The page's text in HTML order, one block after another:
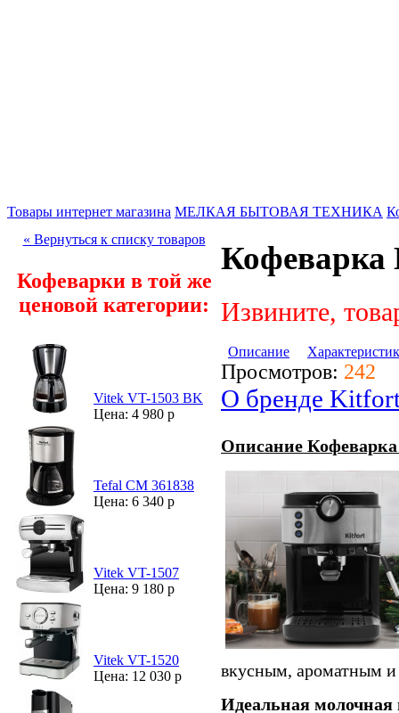
Товары интернет магазина МЕЛКАЯ БЫТОВАЯ ТЕХНИКА
« Вернуться к списку товаров
Кофеварки в той же
ценовой категории:
Vitek VT-1503 BK
Цена: 4 980 р
Tefal CM 361838
Цена: 6 340 р
Vitek VT-1507
Цена: 9 180 р
Vitek VT-1520
Цена: 12 030 р
Извините,
Описание
Просмотров: 242
О бренде
Описание
вкусным, ароматным и
Идеальная молочная